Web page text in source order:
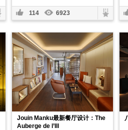
114 6923
Jouin Manku最新餐厅设计：The
Auberge de l’Ill